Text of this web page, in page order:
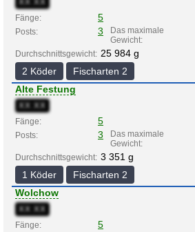
XX:XX
Fänge:
5
Posts: 3
Das maximale
Gewicht:
Durchschnittsgewicht: 25 984 g
2 Köder
Fischarten 2
Alte Festung
XX:XX
Fänge:
5
Posts: 3
Das maximale
Gewicht:
Durchschnittsgewicht: 3 351 g
1 Köder
Fischarten 2
Wolchow
XX:XX
Fänge:
5